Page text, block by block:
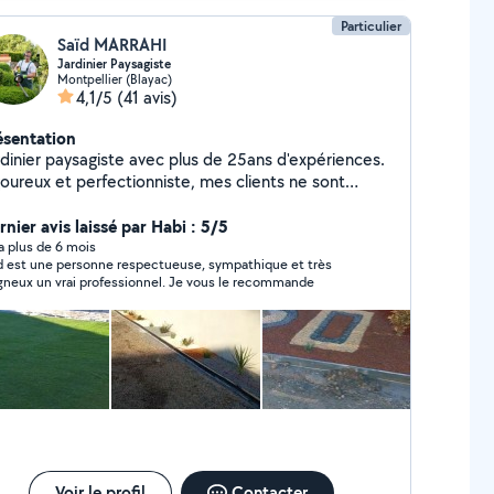
Particulier
Saïd MARRAHI
Jardinier Paysagiste
Montpellier (Blayac)
4,1/5 (41 avis)
paysagiste avec plus de 25ans d'expériences.
et perfectionniste, mes clients ne sont
maçonnerie, pose de carrelage et de parquet,
pose de placo, petits travaux électriques
automatique -
de plantes, d'arbres, de buissons - Élagage -
de parquet - Pose de carrelage - Taille de haies -
gazon synthétique - Tondre le gazon -
- Coupe d'arbres et de buissons -
travaux de maçonnerie - Peinture mur - Petites
électrique - Pose de placo
avis laissé par Habi : 5/5
plus de 6 mois
respectueuse, sympathique et très
soigneux un vrai professionnel. Je vous le recommande